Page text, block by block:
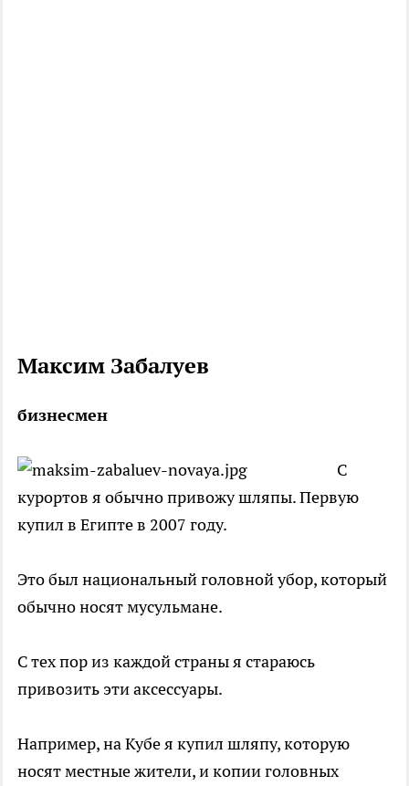
Максим Забалуев
бизнесмен
С
курортов я обычно привожу шляпы. Первую
купил в Египте в 2007 году.
Это был национальный головной убор, который
обычно носят мусульмане.
С тех пор из каждой страны я стараюсь
привозить эти аксессуары.
Например, на Кубе я купил шляпу, которую
носят местные жители, и копии головных